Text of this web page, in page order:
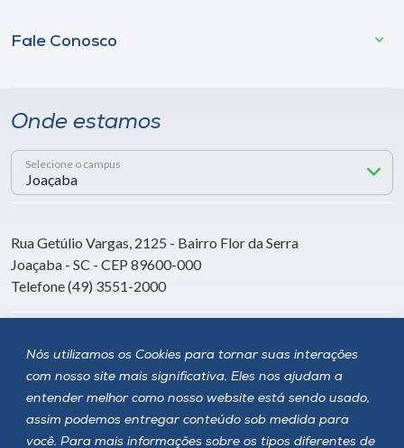
Nós utilizamos os Cookies para tornar suas interações
com nosso site mais significativa. Eles nos ajudam a
entender melhor como nosso website está sendo usado,
assim podemos entregar conteúdo sob medida para
você. Para mais informações sobre os tipos diferentes de
Fale Conosco
Onde estamos
Selecione o campus
Rua Getúlio Vargas, 2125 - Bairro Flor da Serra
Joaçaba - SC - CEP 89600-000
Telefone (49) 3551-2000
Siga a Unoesc